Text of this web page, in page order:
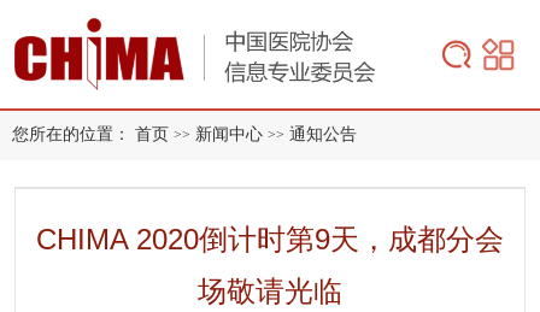
您所在的位置： 首页 >> 新闻中心 >> 通知公告
CHIMA 2020倒计时第9天，成都分会
场敬请光临